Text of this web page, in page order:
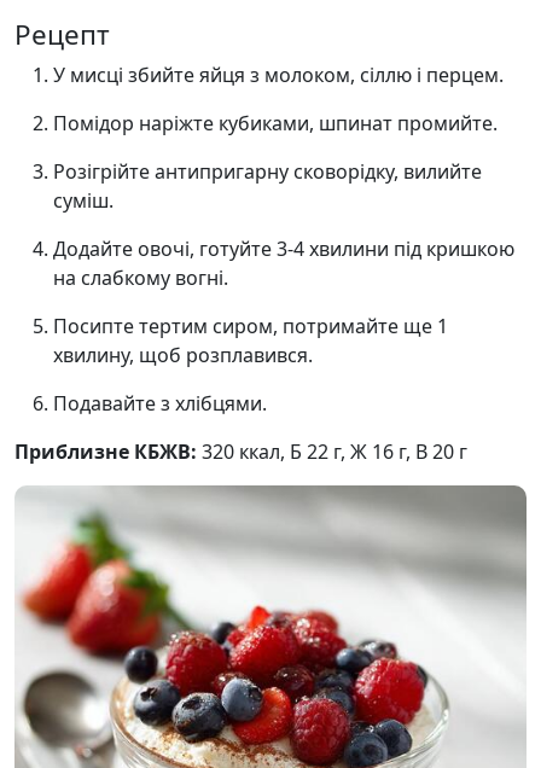
Рецепт
У мисці збийте яйця з молоком, сіллю і перцем.
Помідор наріжте кубиками, шпинат промийте.
Розігрійте антипригарну сковорідку, вилийте
суміш.
Додайте овочі, готуйте 3-4 хвилини під кришкою
на слабкому вогні.
Посипте тертим сиром, потримайте ще 1
хвилину, щоб розплавився.
Подавайте з хлібцями.
Приблизне КБЖВ: 320 ккал, Б 22 г, Ж 16 г, В 20 г